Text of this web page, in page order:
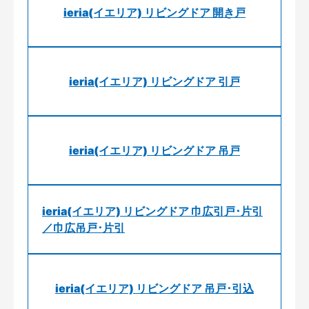
ieria(イエリア) リビングドア 開き戸
ieria(イエリア) リビングドア 引戸
ieria(イエリア) リビングドア 吊戸
ieria(イエリア) リビングドア 巾広引戸･片引
／巾広吊戸･片引
ieria(イエリア) リビングドア 吊戸･引込